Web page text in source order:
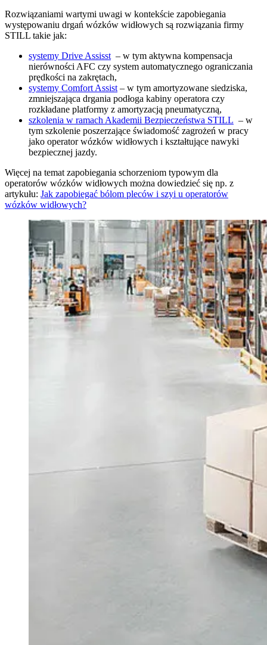
Rozwiązaniami wartymi uwagi w kontekście zapobiegania
występowaniu drgań wózków widłowych są rozwiązania firmy
STILL takie jak:
systemy Drive Assisst – w tym aktywna kompensacja
nierówności AFC czy system automatycznego ograniczania
prędkości na zakrętach,
systemy Comfort Assist – w tym amortyzowane siedziska,
zmniejszająca drgania podłoga kabiny operatora czy
rozkładane platformy z amortyzacją pneumatyczną,
szkolenia w ramach Akademii Bezpieczeństwa STILL – w
tym szkolenie poszerzające świadomość zagrożeń w pracy
jako operator wózków widłowych i kształtujące nawyki
bezpiecznej jazdy.
Więcej na temat zapobiegania schorzeniom typowym dla
operatorów wózków widłowych można dowiedzieć się np. z
artykułu: Jak zapobiegać bólom pleców i szyi u operatorów
wózków widłowych?